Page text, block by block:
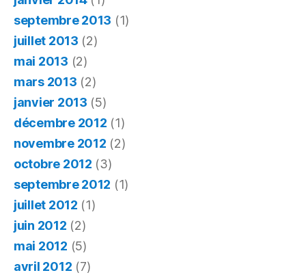
septembre 2013 (1)
juillet 2013 (2)
mai 2013 (2)
mars 2013 (2)
janvier 2013 (5)
décembre 2012 (1)
novembre 2012 (2)
octobre 2012 (3)
septembre 2012 (1)
juillet 2012 (1)
juin 2012 (2)
mai 2012 (5)
avril 2012 (7)